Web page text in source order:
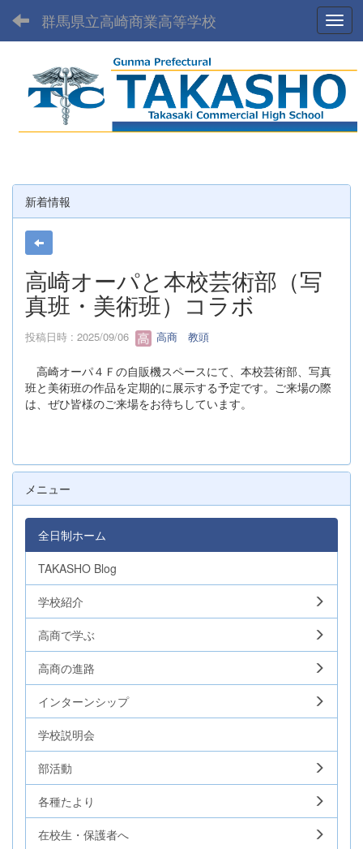
群馬県立高崎商業高等学校
新着情報
高崎オーパと本校芸術部（写
真班・美術班）コラボ
投稿日時 : 2025/09/06 高商 教頭
高崎オーパ４Ｆの自販機スペースにて、本校芸術部、写真
班と美術班の作品を定期的に展示する予定です。ご来場の際
は、ぜひ皆様のご来場をお待ちしています。
メニュー
全日制ホーム
TAKASHO Blog
学校紹介
高商で学ぶ
高商の進路
インターンシップ
学校説明会
部活動
各種たより
在校生・保護者へ